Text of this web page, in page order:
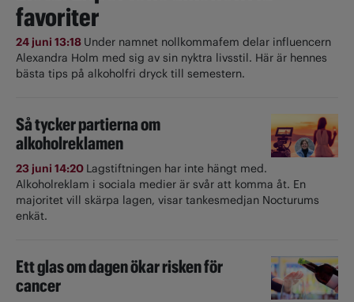
favoriter
24 juni 13:18 Under namnet nollkommafem delar influencern
Alexandra Holm med sig av sin nyktra livsstil. Här är hennes
bästa tips på alkoholfri dryck till semestern.
Så tycker partierna om
alkoholreklamen
23 juni 14:20 Lagstiftningen har inte hängt med.
Alkoholreklam i sociala medier är svår att komma åt. En
majoritet vill skärpa lagen, visar tankesmedjan Nocturums
enkät.
Ett glas om dagen ökar risken för
cancer